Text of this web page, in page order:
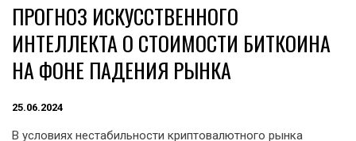
ПРОГНОЗ ИСКУССТВЕННОГО
ИНТЕЛЛЕКТА О СТОИМОСТИ БИТКОИНА
НА ФОНЕ ПАДЕНИЯ РЫНКА
25.06.2024
В условиях нестабильности криптовалютного рынка